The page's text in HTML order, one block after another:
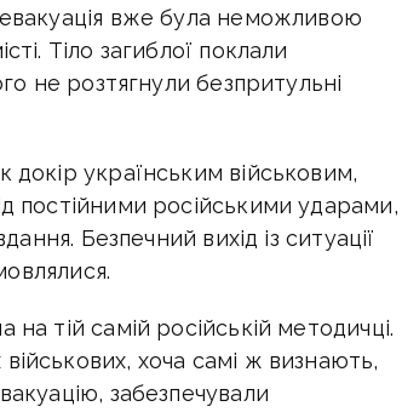
вже була неможливою
Тіло загиблої поклали
не розтягнули безпритульні
українським військовим,
постійними російськими ударами,
Безпечний вихід із ситуації
тій самій російській методичці.
хоча самі ж визнають,
забезпечували